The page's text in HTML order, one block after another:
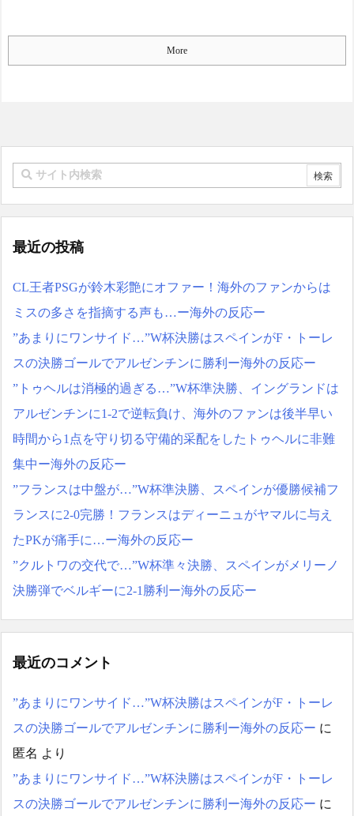
ットボーラーの“女優デビュ
ー！！” NEW!
◆朗報◆26/27Ｊ１開幕戦
に続きチケット完売！
NEW!
ユースケさんになってしま
っているという事実←これ
NEW!
元職場の要注意オバサ
ン、引っ越し先でご近所に
なり粘着開始！！「どこま
で送って！」から始まり半
れない？」断ると翌日、玄
関前にゴミが置かれる
NEW!
【悲報】集英社オンライ
ン、1人のシャドウボクシン
グ（43億注文）によって長
期間業務を妨害され続けて
いた模様・・・
【悲報】加藤あい43歳、
バスタオル巻いて館内をう
【海外の反応】海外「日
がかかったｗ」豪州のセブ
劇的進化！「おにぎりとた
物価高の日本で長打の列
ができたセールに世界が騒
くれ！」（海外の反応） -
海外さんいらっしゃい
物価高の日本で長打の列
海外「日本人は何者なん
だ…」 日本の帰宅部の女子
高生たちの本気に世界が驚
料理ばかり食ってるから
だ」by スペイン紙
「また浅野の時の走り
0m超爆走、ピッチ横断話題
に海外が大爆笑
仰天！驚きの23層バウム
クーヘンがすごい-韓国製
「こんなの見たことない!」
「私の人生の目的が完成」
海外の反応
【韓国の反応】「M6.1の
地震被害を受けても、次の
日の朝には日常に戻ってい
【海外の反応】 エンゼル
今シーズンのキャプテン
プテンはテセ・六反・河井
の3名に
日本の国宝を見た韓国人
の反応ｗｗｗｗｗｗｗｗｗ
S
More
最近の投稿
CL王者PSGが鈴木彩艶にオファー！海外のファンからは
ミスの多さを指摘する声も…ー海外の反応ー
”あまりにワンサイド…”W杯決勝はスペインがF・トーレ
スの決勝ゴールでアルゼンチンに勝利ー海外の反応ー
”トゥヘルは消極的過ぎる…”W杯準決勝、イングランドは
アルゼンチンに1-2で逆転負け、海外のファンは後半早い
時間から1点を守り切る守備的采配をしたトゥヘルに非難
集中ー海外の反応ー
”フランスは中盤が…”W杯準決勝、スペインが優勝候補フ
ランスに2-0完勝！フランスはディーニュがヤマルに与え
たPKが痛手に…ー海外の反応ー
”クルトワの交代で…”W杯準々決勝、スペインがメリーノ
決勝弾でベルギーに2-1勝利ー海外の反応ー
最近のコメント
”あまりにワンサイド…”W杯決勝はスペインがF・トーレ
スの決勝ゴールでアルゼンチンに勝利ー海外の反応ー に
匿名 より
”あまりにワンサイド…”W杯決勝はスペインがF・トーレ
スの決勝ゴールでアルゼンチンに勝利ー海外の反応ー に